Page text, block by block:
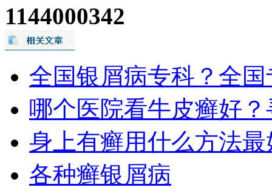
1144000342
全国银屑病专科？全
哪个医院看牛皮癣好
身上有癣用什么方法最
各种癣银屑病